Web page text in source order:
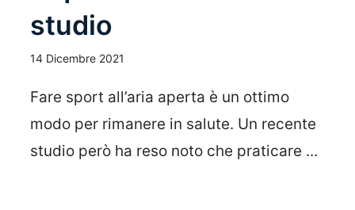
studio
14 Dicembre 2021
Fare sport all’aria aperta è un ottimo
modo per rimanere in salute. Un recente
studio però ha reso noto che praticare ...